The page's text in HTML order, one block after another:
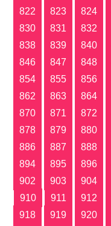
822
823 824
830
831 832
838
839 840
846
847 848
854
855 856
862
863 864
870
871 872
878
879 880
886
887 888
894
895 896
902
903 904
910
911 912
918
919 920